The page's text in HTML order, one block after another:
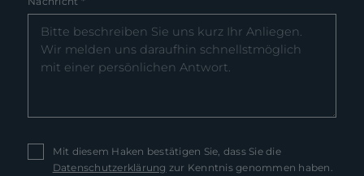
Mit diesem Haken bestätigen Sie, dass Sie die
Datenschutzerklärung zur Kenntnis genommen haben.